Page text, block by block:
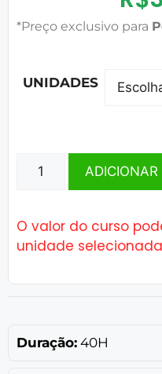
*Preço exclusivo para
UNIDADES
O valor do curso
unidade
Duração: 40H